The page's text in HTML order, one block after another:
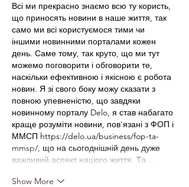
Всі ми прекрасно знаємо всю ту користь,
що приносять новини в наше життя, так
само ми всі користуємося тими чи
іншими новинними порталами кожен
день. Саме тому, так круто, що ми тут
можемо поговорити і обговорити те,
наскільки ефективною і якісною є робота
новин. Я зі свого боку можу сказати з
повною упевненістю, що завдяки
новинному порталу Delo, я став набагато
краще розуміти новини, пов'язані з ФОП і
ММСП https://delo.ua/business/fop-ta-
mmsp/, що на сьогоднішній день дуже
важливий аспект нашого життя. Та…
Show More